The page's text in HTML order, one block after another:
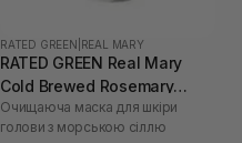
RATED GREEN REAL MARY
RATED GREEN Real Mary
Cold Brewed Rosemary
Purifyng Scalp Scaler 200
мл
Очищаюча маска для шкіри
голови з морською сіллю